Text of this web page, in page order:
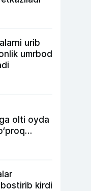
urib
umrbod
olti oyda
berildi
kirdi